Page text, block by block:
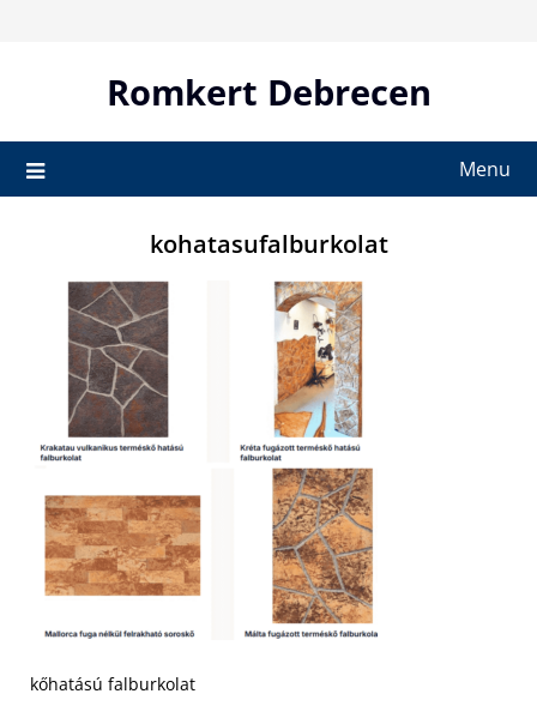
Romkert Debrecen
Menu
kohatasufalburkolat
kőhatású falburkolat